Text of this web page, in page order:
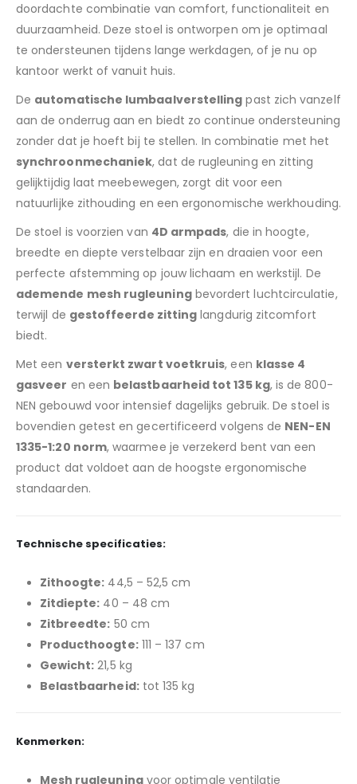
doordachte combinatie van comfort, functionaliteit en
duurzaamheid. Deze stoel is ontworpen om je optimaal
te ondersteunen tijdens lange werkdagen, of je nu op
kantoor werkt of vanuit huis.
De automatische lumbaalverstelling past zich vanzelf
aan de onderrug aan en biedt zo continue ondersteuning
zonder dat je hoeft bij te stellen. In combinatie met het
synchroonmechaniek, dat de rugleuning en zitting
gelijktijdig laat meebewegen, zorgt dit voor een
natuurlijke zithouding en een ergonomische werkhouding.
De stoel is voorzien van 4D armpads, die in hoogte,
breedte en diepte verstelbaar zijn en draaien voor een
perfecte afstemming op jouw lichaam en werkstijl. De
ademende mesh rugleuningbevordert luchtcirculatie,
terwijl de gestoffeerde zitting langdurig zitcomfort
biedt.
Met een versterkt zwart voetkruis, een klasse 4
gasveer en een belastbaarheid tot 135 kg, is de 800-
NEN gebouwd voor intensief dagelijks gebruik. De stoel is
bovendien getest en gecertificeerd volgens de NEN-EN
1335-1:20 norm, waarmee je verzekerd bent van een
product dat voldoet aan de hoogste ergonomische
standaarden.
Technische specificaties:
Zithoogte: 44,5 – 52,5 cm
Zitdiepte: 40 – 48 cm
Zitbreedte: 50 cm
Producthoogte:111 – 137 cm
Gewicht: 21,5 kg
Belastbaarheid:tot 135 kg
Kenmerken:
Mesh rugleuningvoor optimale ventilatie